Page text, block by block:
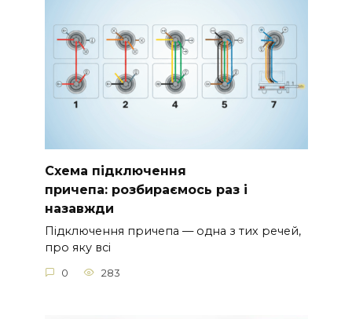
Схема підключення
причепа: розбираємось раз і
назавжди
Підключення причепа — одна з тих речей,
про яку всі
0 283